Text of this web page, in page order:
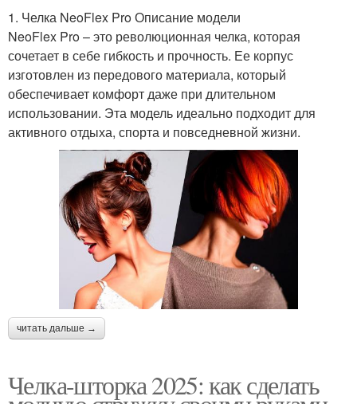
1. Челка NeoFlex Pro Описание модели
NeoFlex Pro – это революционная челка, которая
сочетает в себе гибкость и прочность. Ее корпус
изготовлен из передового материала, который
обеспечивает комфорт даже при длительном
использовании. Эта модель идеально подходит для
активного отдыха, спорта и повседневной жизни.
читать дальше →
Челка-шторка 2025: как сделать